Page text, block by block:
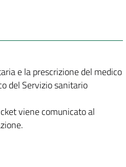
e la prescrizione del medico
del Servizio sanitario
viene comunicato al